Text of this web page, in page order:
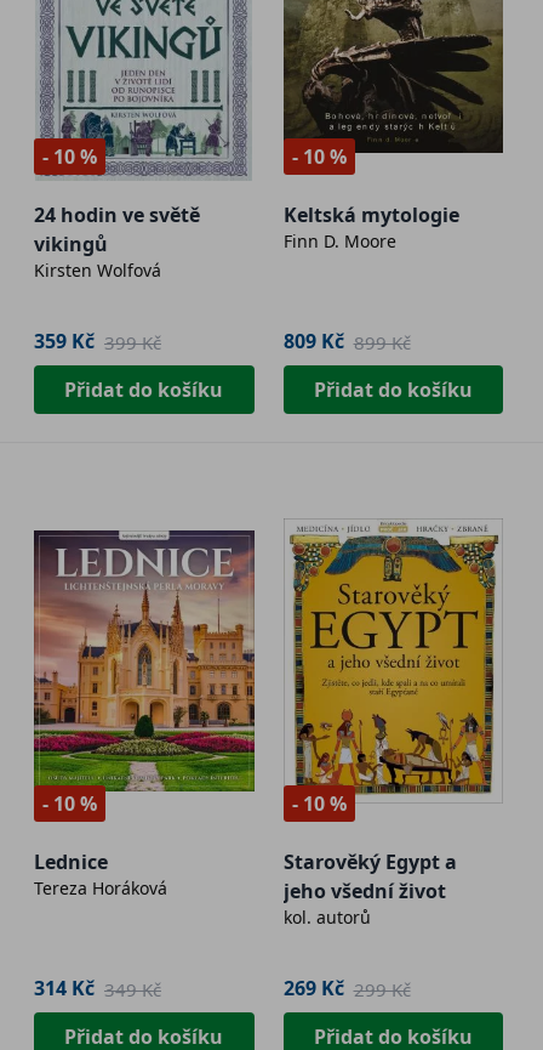
- 10 %
24 hodin ve světě
vikingů
Kirsten Wolfová
359 Kč 399 Kč
Přidat do košíku
- 10 %
Keltská mytologie
Finn D. Moore
809 Kč 899 Kč
Přidat do košíku
- 10 %
Lednice
Tereza Horáková
314 Kč 349 Kč
Přidat do košíku
- 10 %
Starověký Egypt a
jeho všední život
kol. autorů
269 Kč 299 Kč
Přidat do košíku